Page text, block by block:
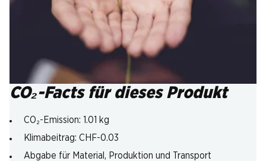
CO₂-Facts für dieses Produkt
CO₂-Emission: 1.01 kg
Klimabeitrag: CHF-0.03
Abgabe für Material, Produktion und Transport